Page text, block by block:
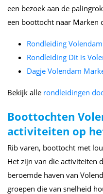
een bezoek aan de
een boottocht naar Marken
Rondleiding Volendam
Rondleiding Dit is
Dagje Volendam
Bekijk alle rondleidingen
Boottochten
activiteiten op
Rib varen, boottocht met
Het zijn van die activiteiten
beroemde haven van
groepen die van snelheid